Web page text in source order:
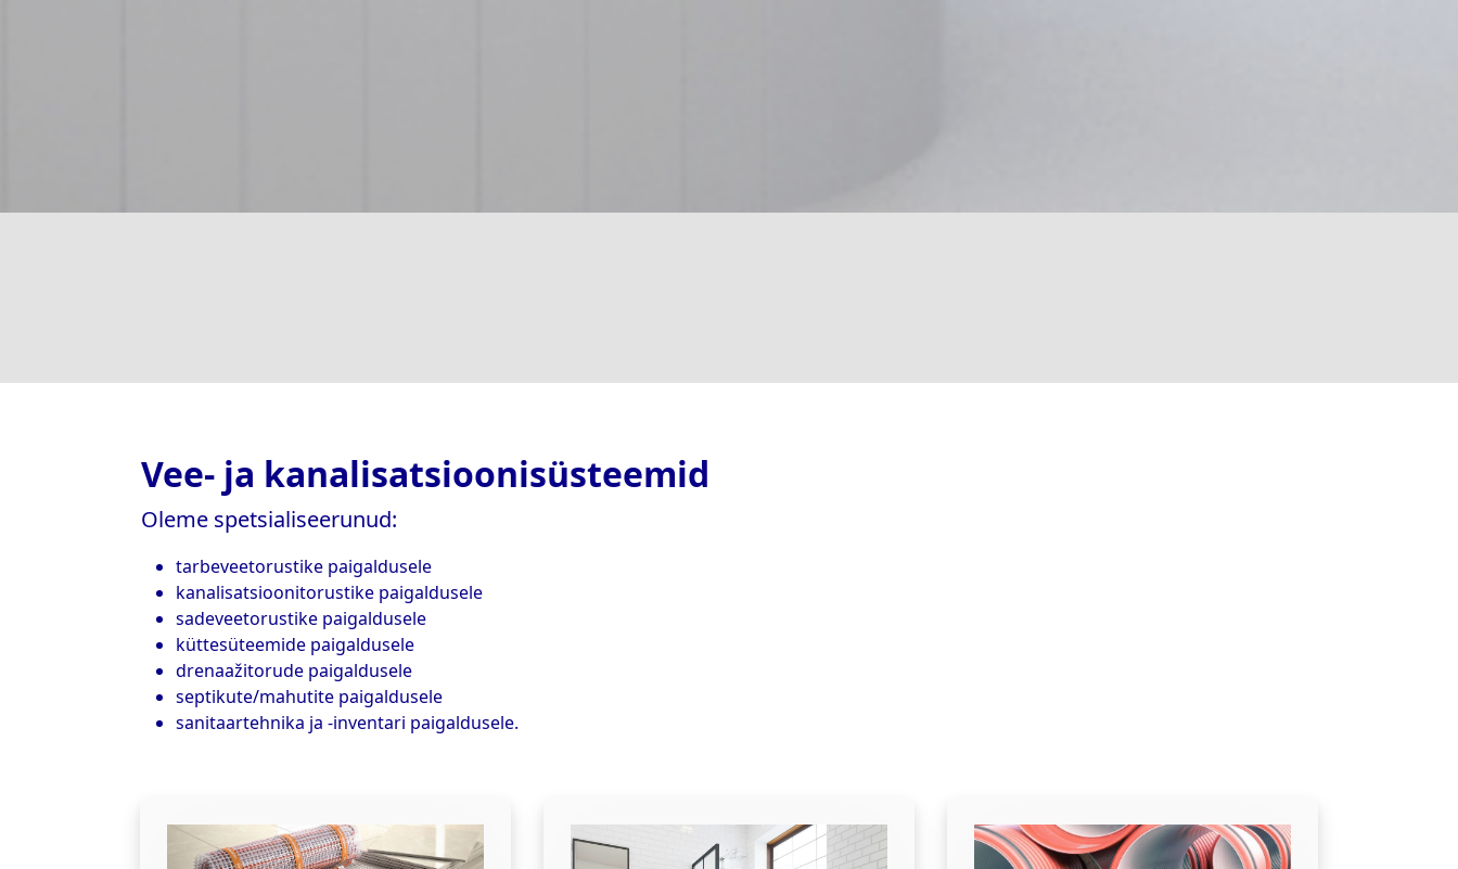
Vee- ja kanalisatsioonisüsteemid
Oleme spetsialiseerunud:
tarbeveetorustike paigaldusele
kanalisatsioonitorustike paigaldusele
sadeveetorustike paigaldusele
küttesüteemide paigaldusele
drenaažitorude paigaldusele
septikute/mahutite paigaldusele
sanitaartehnika ja -inventari paigaldusele.